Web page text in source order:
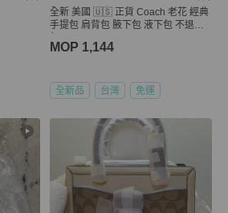
全新 美國 🇺🇸 正貨 Coach 老花 經典
手提包 肩背包 腋下包 液下包 不退流
MOP 1,144
全新品 台灣 免運